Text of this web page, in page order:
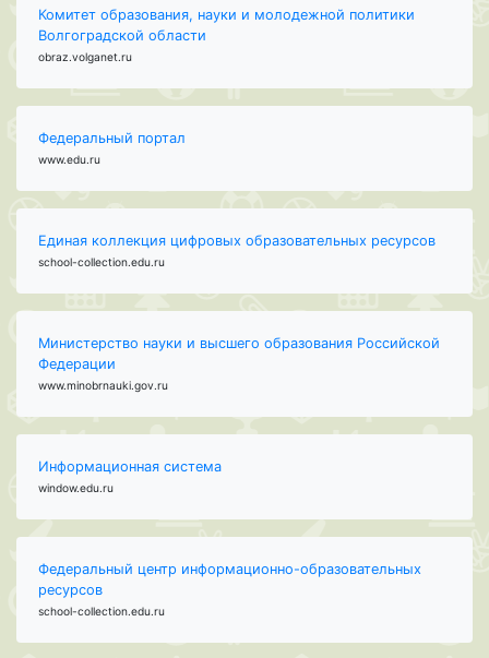
Комитет образования, науки и молодежной политики
Волгоградской области
obraz.volganet.ru
Федеральный портал
www.edu.ru
Единая коллекция цифровых образовательных ресурсов
school-collection.edu.ru
Министерство науки и высшего образования Российской
Федерации
www.minobrnauki.gov.ru
Информационная система
window.edu.ru
Федеральный центр информационно-образовательных
ресурсов
school-collection.edu.ru